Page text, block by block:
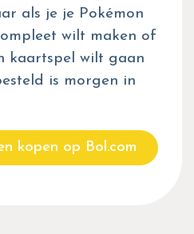
als je je Pokémon
wilt maken of
kaartspel wilt gaan
is morgen in
kopen op Bol.com